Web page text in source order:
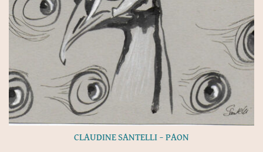
CLAUDINE SANTELLI – PAON